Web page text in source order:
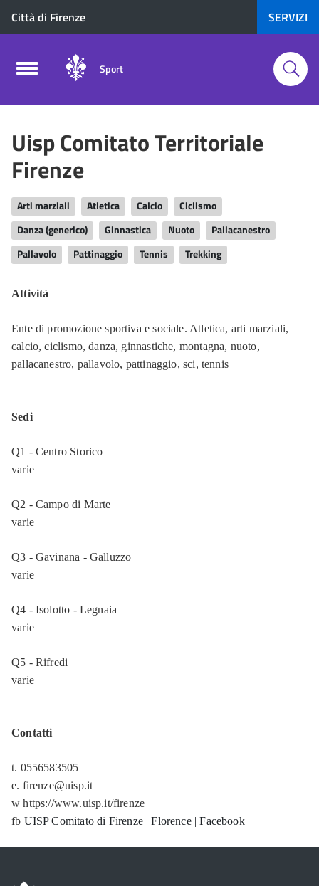
Città di Firenze SERVIZI
Sport
Uisp Comitato Territoriale
Firenze
Arti marziali Atletica Calcio
Ciclismo
Danza (generico)
Ginnastica Nuoto
Pallacanestro
Pallavolo
Pattinaggio Tennis Trekking
Attività
Ente di promozione sportiva e sociale. Atletica, arti marziali,
calcio, ciclismo, danza, ginnastiche, montagna, nuoto,
pallacanestro, pallavolo, pattinaggio, sci, tennis
Sedi
Q1 - Centro Storico
varie
Q2 - Campo di Marte
varie
Q3 - Gavinana - Galluzzo
varie
Q4 - Isolotto - Legnaia
varie
Q5 - Rifredi
varie
Contatti
t. 0556583505
e. firenze@uisp.it
w https://www.uisp.it/firenze
fb UISP Comitato di Firenze | Florence | Facebook